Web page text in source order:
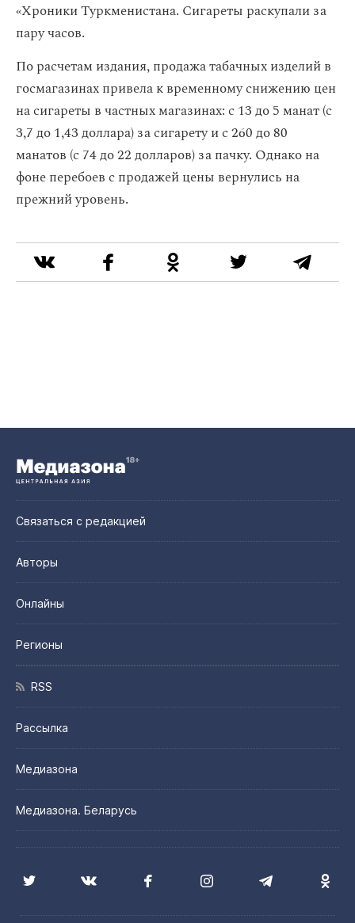
«Хроники Туркменистана. Сигареты раскупали за
пару часов.
По расчетам издания, продажа табачных изделий в
госмагазинах привела к временному снижению цен
на сигареты в частных магазинах: с 13 до 5 манат (с
3,7 до 1,43 доллара) за сигарету и с 260 до 80
манатов (с 74 до 22 долларов) за пачку. Однако на
фоне перебоев с продажей цены вернулись на
прежний уровень.
Связаться с редакцией
Авторы
Онлайны
Регионы
RSS
Рассылка
Медиазона
Медиазона. Беларусь